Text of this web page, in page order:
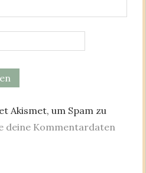
Akismet, um Spam zu
deine Kommentardaten